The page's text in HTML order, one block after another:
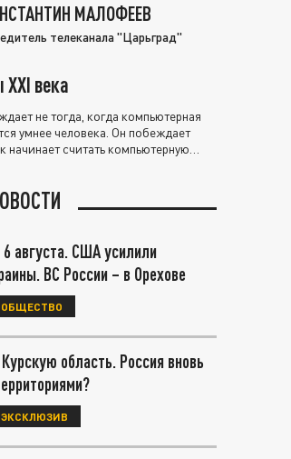
МАЛОФЕЕВ
телеканала "Царьград"
века
не тогда, когда компьютерная
умнее человека. Он побеждает
начинает считать компьютерную
6 августа. США усилили
ВС России – в Орехове
ОБЩЕСТВО
область. Россия вновь
ЭКСКЛЮЗИВ